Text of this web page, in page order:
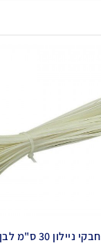
חבקי ניילון 30 ס"מ לבן